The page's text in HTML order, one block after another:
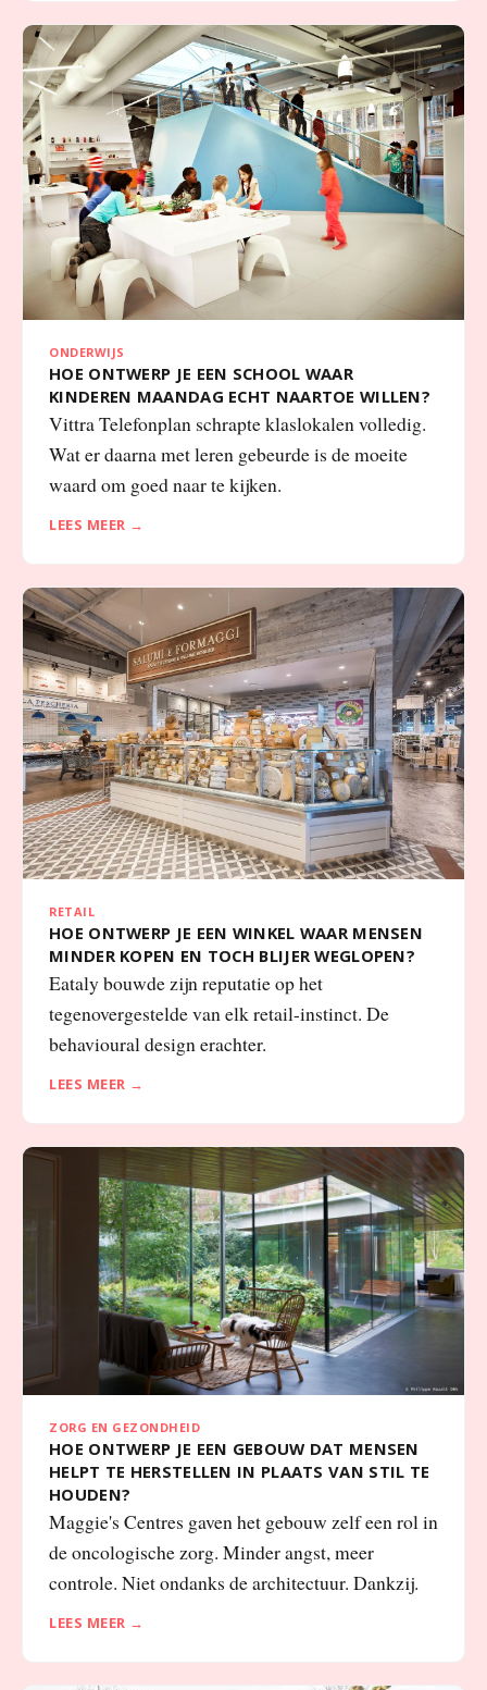
ONDERWIJS
HOE ONTWERP JE EEN SCHOOL WAAR
KINDEREN MAANDAG ECHT NAARTOE WILLEN?
Vittra Telefonplan schrapte klaslokalen volledig.
Wat er daarna met leren gebeurde is de moeite
waard om goed naar te kijken.
LEES MEER →
RETAIL
HOE ONTWERP JE EEN WINKEL WAAR MENSEN
MINDER KOPEN EN TOCH BLIJER WEGLOPEN?
Eataly bouwde zijn reputatie op het
tegenovergestelde van elk retail-instinct. De
behavioural design erachter.
LEES MEER →
ZORG EN GEZONDHEID
HOE ONTWERP JE EEN GEBOUW DAT MENSEN
HELPT TE HERSTELLEN IN PLAATS VAN STIL TE
HOUDEN?
Maggie's Centres gaven het gebouw zelf een rol in
de oncologische zorg. Minder angst, meer
controle. Niet ondanks de architectuur. Dankzij.
LEES MEER →